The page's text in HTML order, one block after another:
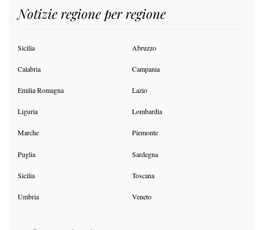
Notizie regione per regione
Sicilia Abruzzo
Calabria Campania
Emilia Romagna Lazio
Liguria Lombardia
Marche Piemonte
Puglia Sardegna
Sicilia Toscana
Umbria Veneto